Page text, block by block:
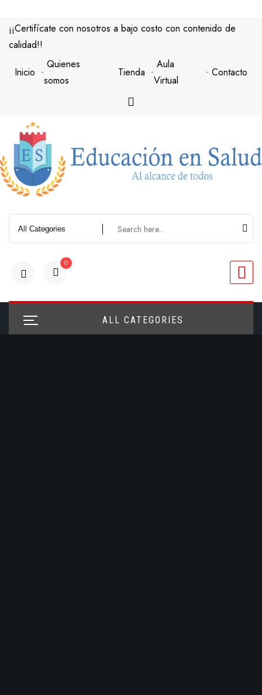
contenido
¡¡Certifícate con nosotros a bajo costo con contenido de
calidad!!
Inicio
Quienes
somos
Tienda
Aula
Virtual
Contacto
0
ALL CATEGORIES